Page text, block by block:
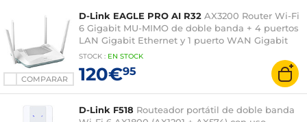
COMPARAR
D-Link EAGLE PRO AI R32 AX3200 Router Wi-Fi
6 Gigabit MU-MIMO de doble banda + 4 puertos
LAN Gigabit Ethernet y 1 puerto WAN Gigabit
Ethernet
STOCK : EN STOCK
120€95
D-Link F518 Routeador portátil de doble banda